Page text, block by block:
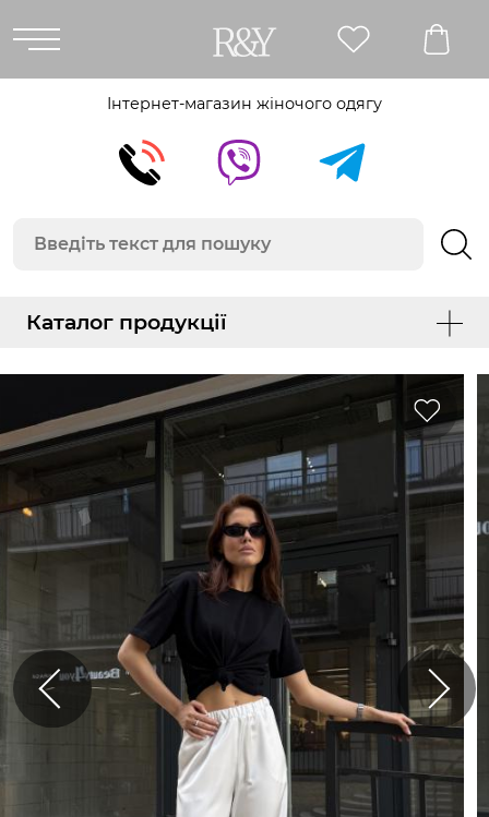
Інтернет-магазин жіночого одягу
Каталог продукції